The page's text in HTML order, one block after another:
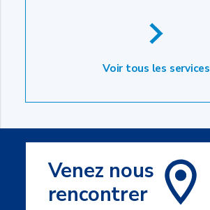
Voir tous les services
Venez nous
rencontrer